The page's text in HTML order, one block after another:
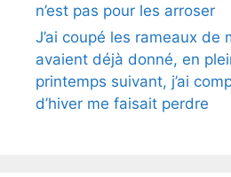
n’est pas pour les arroser
J’ai coupé les rameaux de
avaient déjà donné, en
printemps suivant, j’ai
d’hiver me faisait perdre